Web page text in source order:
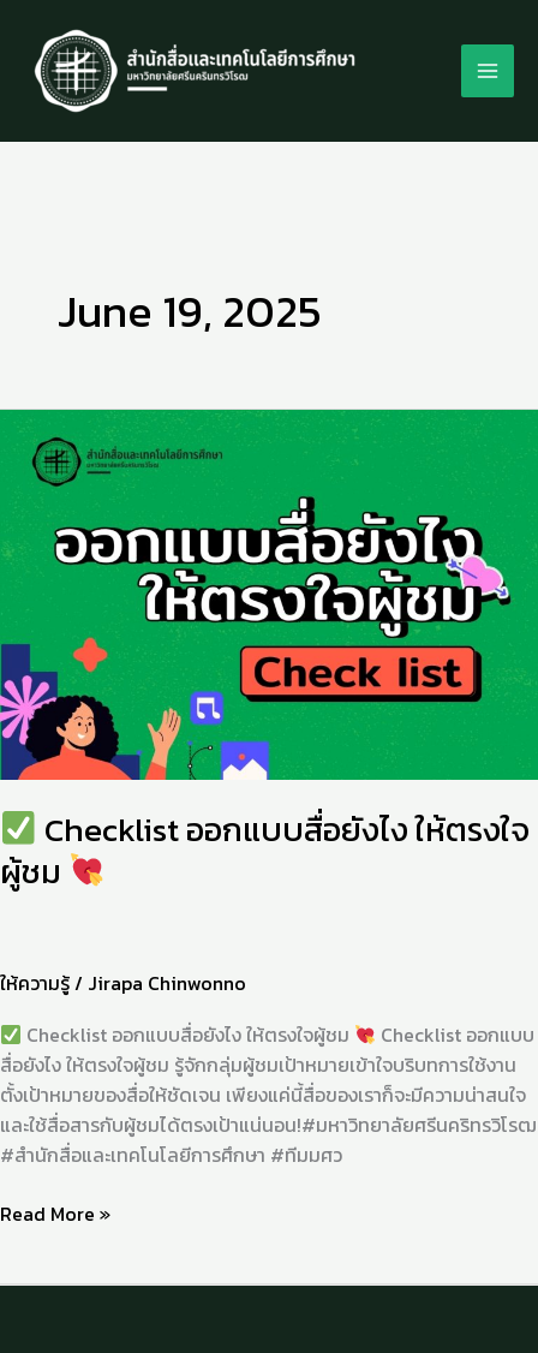
content
June 19, 2025
Checklist ออกแบบสื่อยังไง ให้ตรงใจ
ผู้ชม
ให้ความรู้/ Jirapa Chinwonno
Checklist ออกแบบสื่อยังไง ให้ตรงใจผู้ชม
Checklist ออกแบบ
สื่อยังไง ให้ตรงใจผู้ชม รู้จักกลุ่มผู้ชมเป้าหมายเข้าใจบริบทการใช้งาน
ตั้งเป้าหมายของสื่อให้ชัดเจน เพียงแค่นี้สื่อของเราก็จะมีความน่าสนใจ
และใช้สื่อสารกับผู้ชมได้ตรงเป้าแน่นอน!#มหาวิทยาลัยศรีนคริทรวิโรฒ
#สำนักสื่อและเทคโนโลยีการศึกษา #ทีมมศว
Checklist
ออกแบบ
ยัง
ผู้
ชม
Read More »